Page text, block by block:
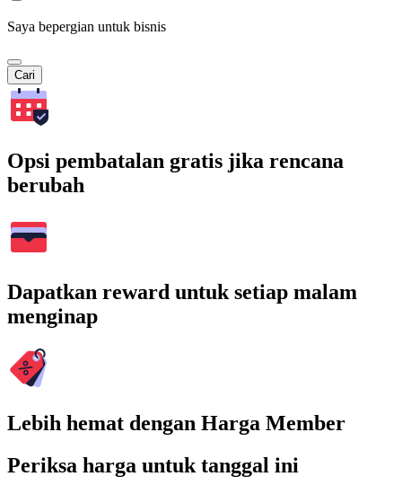
Saya bepergian untuk bisnis
Cari
Opsi pembatalan gratis jika rencana
berubah
Dapatkan reward untuk setiap malam
menginap
Lebih hemat dengan Harga Member
Periksa harga untuk tanggal ini